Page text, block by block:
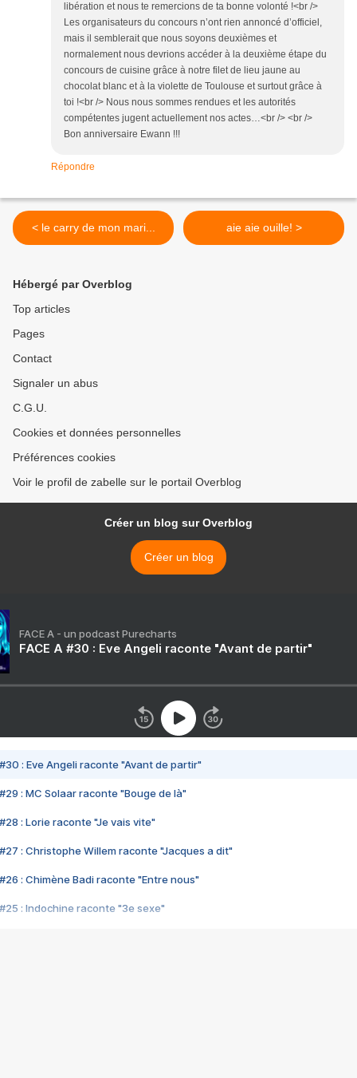
libération et nous te remercions de ta bonne volonté !<br />
Les organisateurs du concours n’ont rien annoncé d’officiel,
mais il semblerait que nous soyons deuxièmes et
normalement nous devrions accéder à la deuxième étape du
concours de cuisine grâce à notre filet de lieu jaune au
chocolat blanc et à la violette de Toulouse et surtout grâce à
toi !<br /> Nous nous sommes rendues et les autorités
compétentes jugent actuellement nos actes…<br /> <br />
Bon anniversaire Ewann !!!
Répondre
< le carry de mon mari... aie aie ouille! >
Hébergé par Overblog
Top articles
Pages
Contact
Signaler un abus
C.G.U.
Cookies et données personnelles
Préférences cookies
Voir le profil de zabelle sur le portail Overblog
Créer un blog sur Overblog
Créer un blog
FACE A - un podcast Purecharts
FACE A #30 : Eve Angeli raconte "Avant de partir"
#30 : Eve Angeli raconte "Avant de partir"
#29 : MC Solaar raconte "Bouge de là"
#28 : Lorie raconte "Je vais vite"
#27 : Christophe Willem raconte "Jacques a dit"
#26 : Chimène Badi raconte "Entre nous"
#25 : Indochine raconte "3e sexe"